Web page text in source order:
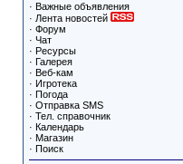
· Важные объявления
· Лента новостей
· Форум
· Чат
· Ресурсы
· Галерея
· Веб-кам
· Игротека
· Погода
· Отправка SMS
· Тел. справочник
· Календарь
· Магазин
· Поиск